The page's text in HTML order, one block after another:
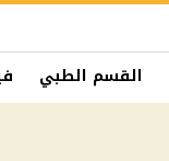
القسم الطبي